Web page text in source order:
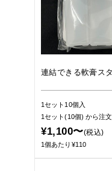
連結できる軟膏ス
1セット10個入
1セット(10個)から注
¥1,100〜(税込)
1個あたり¥110